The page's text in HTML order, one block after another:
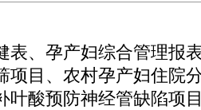
表、孕产妇综合管理报
项目、农村孕产妇住院
叶酸预防神经管缺陷项